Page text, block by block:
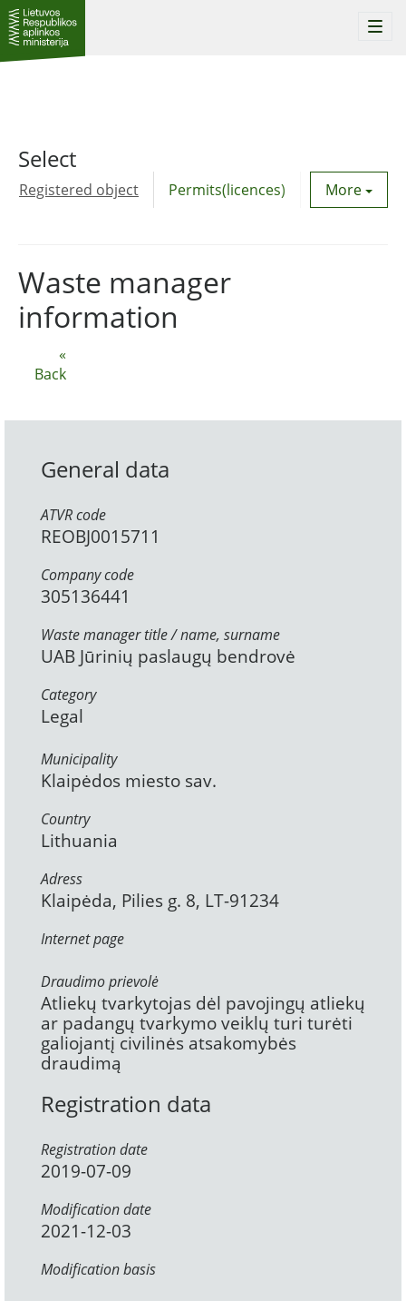
Select
Registered object Permits(licences) Utility
More
«
Back
Waste manager
information
General data
ATVR code
REOBJ0015711
Company code
305136441
Waste manager title / name, surname
UAB Jūrinių paslaugų bendrovė
Category
Legal
Municipality
Klaipėdos miesto sav.
Country
Lithuania
Adress
Klaipėda, Pilies g. 8, LT-91234
Internet page
Draudimo prievolė
Atliekų tvarkytojas dėl pavojingų atliekų
ar padangų tvarkymo veiklų turi turėti
galiojantį civilinės atsakomybės
draudimą
Registration data
Registration date
2019-07-09
Modification date
2021-12-03
Modification basis